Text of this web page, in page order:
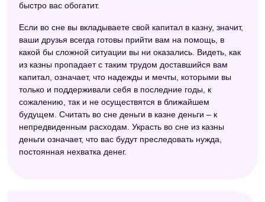
Индийский сонник
Сонник Велес
Старинный сонник
Сонник толкование снов
Новейший сонник
Электронный сонник
Исламский сонник
Сонник счастья
быстро вас обогатит.
Если во сне вы вкладываете свой капитал в казну, значит,
ваши друзья всегда готовы прийти вам на помощь, в
какой бы сложной ситуации вы ни оказались. Видеть, как
из казны пропадает с таким трудом доставшийся вам
капитал, означает, что надежды и мечты, которыми вы
только и поддерживали себя в последние годы, к
сожалению, так и не осуществятся в ближайшем
будущем. Считать во сне деньги в казне деньги – к
непредвиденным расходам. Украсть во сне из казны
деньги означает, что вас будут преследовать нужда,
постоянная нехватка денег.